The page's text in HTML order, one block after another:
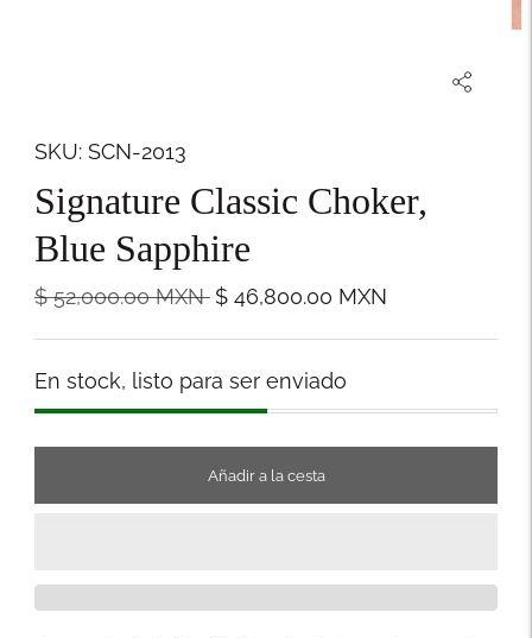
SKU: SCN-2013
Signature Classic Choker,
Blue Sapphire
$ 52,000.00MXNPrecio
$ 46,800.00 MXN
Stock
En stock, listo para ser enviado
Añadir a la cesta